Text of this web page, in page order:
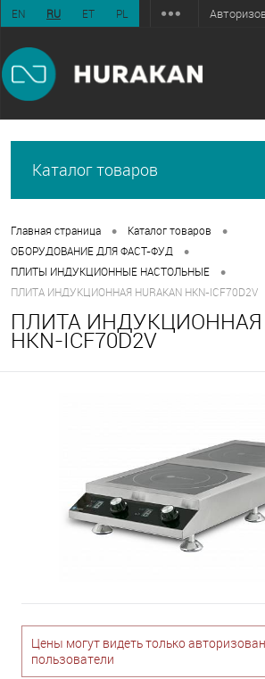
EN RU ET PL
Каталог товаров
Главная страница • Каталог товаров •
ОБОРУДОВАНИЕ ДЛЯ ФАСТ-ФУД •
ПЛИТЫ ИНДУКЦИОННЫЕ НАСТОЛЬНЫЕ •
ПЛИТА ИНДУКЦИОННАЯ HURAKAN HKN-ICF70D2V
ПЛИТА ИНДУКЦИОННАЯ
HKN-ICF70D2V
Цены могут видеть только
пользователи